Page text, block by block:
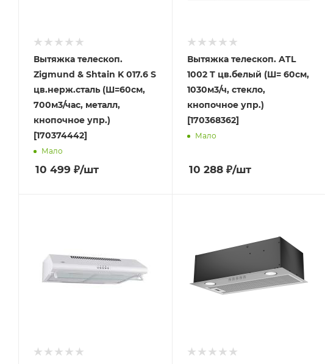
Вытяжка телескоп.
Zigmund & Shtain K 017.6 S
цв.нерж.сталь (Ш=60см,
700м3/час, металл,
кнопочное упр.)
[170374442]
Мало
10 499 ₽/шт
Вытяжка телескоп. ATL
1002 T цв.белый (Ш= 60см,
1030м3/ч, стекло,
кнопочное упр.)
[170368362]
Мало
10 288₽/шт